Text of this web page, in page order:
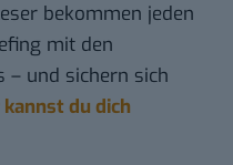
bekommen jeden
mit den
– und sichern sich
kannst du dich